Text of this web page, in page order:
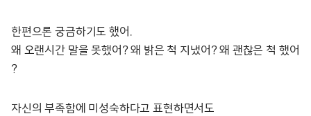
한편으론 궁금하기도 했어.
왜 오랜시간 말을 못했어? 왜 밝은 척 지냈어? 왜 괜찮은 척 했어
?
자신의 부족함에 미성숙하다고 표현하면서도